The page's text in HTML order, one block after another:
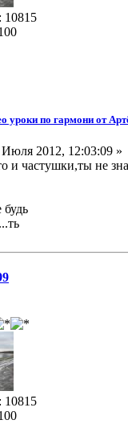
уроки по гармони от
Июля 2012, 12:03:09 »
и частушки,ты не